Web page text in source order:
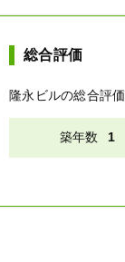
総合評価
隆永ビルの総合評価
築年数 1